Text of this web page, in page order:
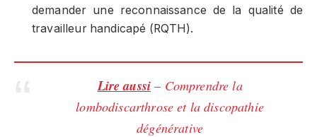
demander une reconnaissance de la qualité de
travailleur handicapé (RQTH).
Lire aussi – Comprendre la
lombodiscarthrose et la discopathie
dégénérative